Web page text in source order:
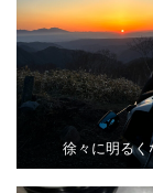
徐々に明るく